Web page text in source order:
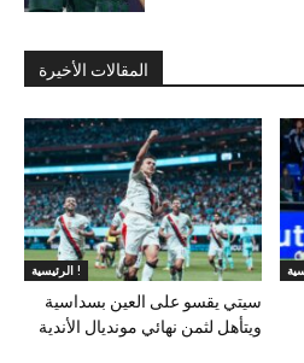
المقالات الأخيرة
الرئيسية !
سيتي يقسو على العين بسداسية
ويتأهل لثمن نهائي مونديال الأندية